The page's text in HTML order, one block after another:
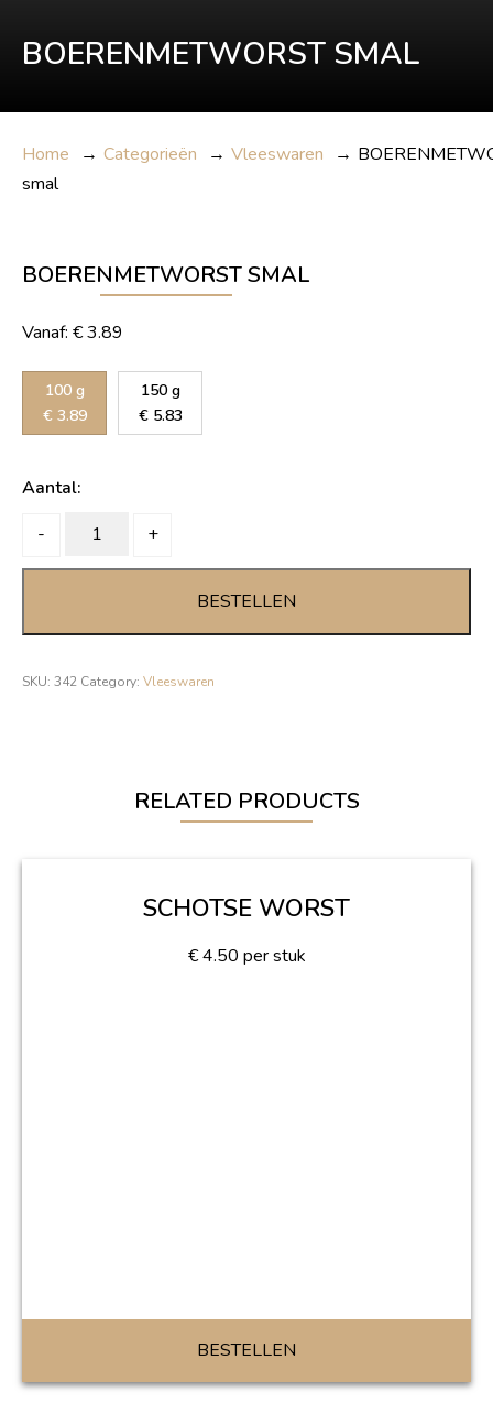
BOERENMETWORST SMAL
Home → Categorieën → Vleeswaren →
smal
BOERENMETWORST SMAL
Vanaf: €3.89
100 g
€ 3.89
150 g
€ 5.83
Aantal:
-
BOERENMETWORST
+
BESTELLEN
SKU: 342 Category: Vleeswaren
RELATED PRODUCTS
SCHOTSE WORST
€ 4.50 per stuk
BESTELLEN